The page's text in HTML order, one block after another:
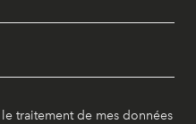
traitement de mes données